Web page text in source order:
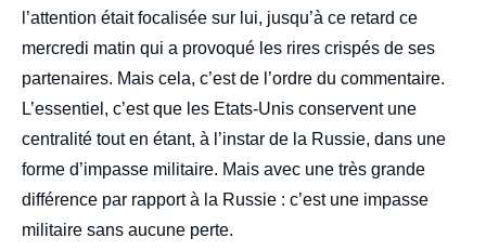
l’attention était focalisée sur lui, jusqu’à ce retard ce
mercredi matin qui a provoqué les rires crispés de ses
partenaires. Mais cela, c’est de l’ordre du commentaire.
L’essentiel, c’est que les Etats-Unis conservent une
centralité tout en étant, à l’instar de la Russie, dans une
forme d’impasse militaire. Mais avec une très grande
différence par rapport à la Russie : c’est une impasse
militaire sans aucune perte.